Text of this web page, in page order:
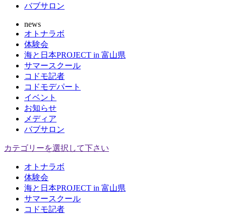
バブサロン
news
オトナラボ
体験会
海と日本PROJECT in 富山県
サマースクール
コドモ記者
コドモデパート
イベント
お知らせ
メディア
バブサロン
カテゴリーを選択して下さい
オトナラボ
体験会
海と日本PROJECT in 富山県
サマースクール
コドモ記者